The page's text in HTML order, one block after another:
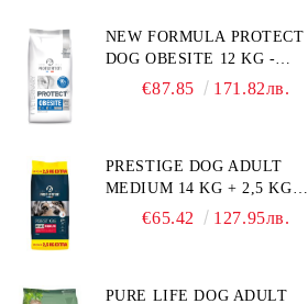
NEW FORMULA PROTECT
DOG OBESITE 12 KG -
ПЪЛНОЦЕННА ДИЕТИЧНА
ПОТРЕБНОСТИ:
"НАМАЛЯВАНЕ НА
НАДНОРМЕНО ТЕГЛО".
€87.85 171.82лв.
PRESTIGE DOG ADULT
MEDIUM 14 KG + 2,5 KG
ГРАТИС - ПЪЛНОЦЕННА
ВЪВ ФРАНЦИЯ.
€65.42 127.95лв.
PURE LIFE DOG ADULT